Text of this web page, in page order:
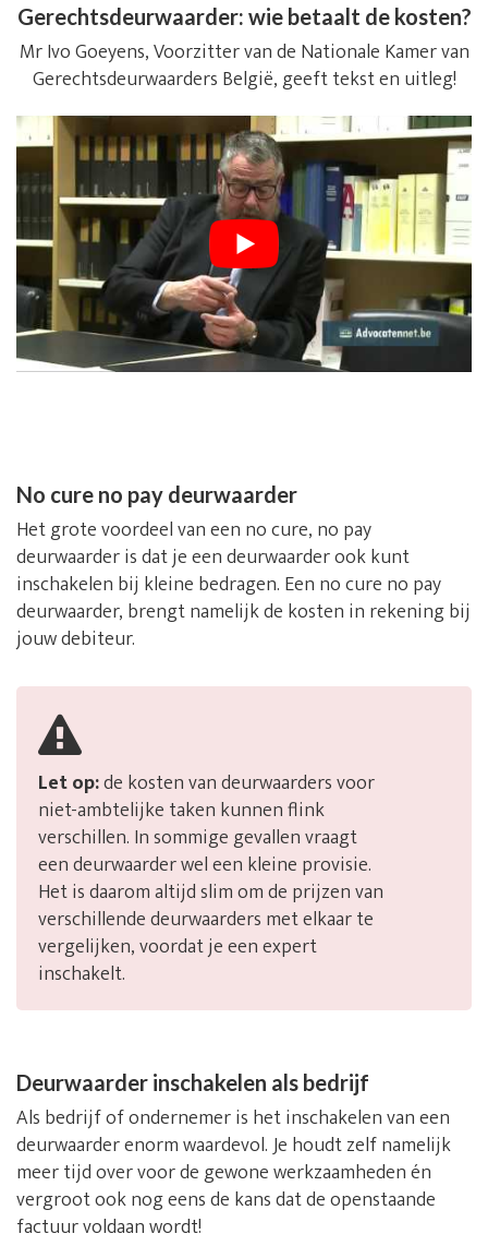
Gerechtsdeurwaarder: wie betaalt de kosten?
Mr Ivo Goeyens, Voorzitter van de Nationale Kamer van
Gerechtsdeurwaarders België, geeft tekst en uitleg!
No cure no pay deurwaarder
Het grote voordeel van een no cure, no pay
deurwaarder is dat je een deurwaarder ook kunt
inschakelen bij kleine bedragen. Een no cure no pay
deurwaarder, brengt namelijk de kosten in rekening bij
jouw debiteur.
Let op:de kosten van deurwaarders voor
niet-ambtelijke taken kunnen flink
verschillen. In sommige gevallen vraagt
een deurwaarder wel een kleine provisie.
Het is daarom altijd slim om de prijzen van
verschillende deurwaarders met elkaar te
vergelijken, voordat je een expert
inschakelt.
Deurwaarder inschakelen als bedrijf
Als bedrijf of ondernemer is het inschakelen van een
deurwaarder enorm waardevol. Je houdt zelf namelijk
meer tijd over voor de gewone werkzaamheden én
vergroot ook nog eens de kans dat de openstaande
factuur voldaan wordt!